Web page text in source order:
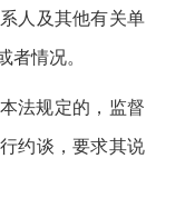
人及其他有关单
者情况。
法规定的 ， 监督
约谈，要求其说